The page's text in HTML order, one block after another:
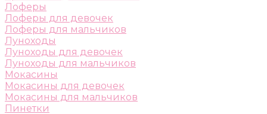
Лоферы
Лоферы для девочек
Лоферы для мальчиков
Луноходы
Луноходы для девочек
Луноходы для мальчиков
Мокасины
Мокасины для девочек
Мокасины для мальчиков
Пинетки